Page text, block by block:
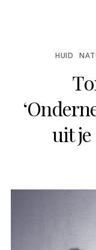
HUID
uit je